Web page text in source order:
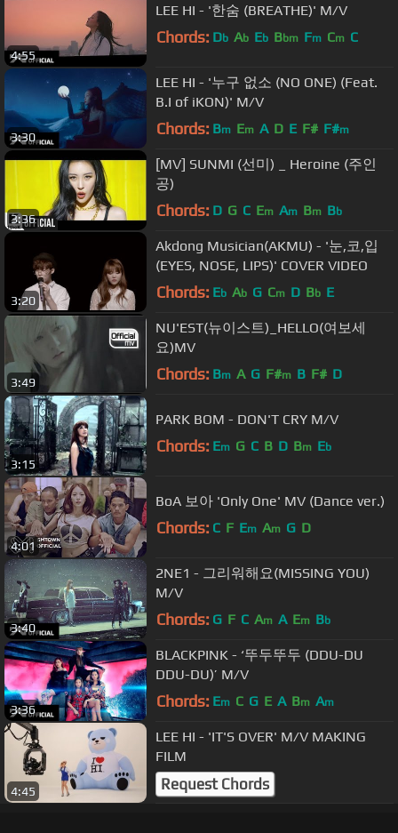
4:55
LEE HI - '한숨 (BREATHE)' M/V
Chords: Db Ab Eb Bbm Fm Cm C
3:30
LEE HI - '누구 없소 (NO ONE) (Feat.
B.I of iKON)' M/V
Chords: Bm Em A D E F# F#m
3:36
[MV] SUNMI (선미) _ Heroine (주인
공)
Chords: D G C Em Am Bm Bb
3:20
Akdong Musician(AKMU) - '눈,코,입
(EYES, NOSE, LIPS)' COVER VIDEO
Chords: Eb Ab G Cm D Bb E
3:49
NU'EST(뉴이스트)_HELLO(여보세
요)MV
Chords: Bm A G F#m B F# D
3:15
PARK BOM - DON'T CRY M/V
Chords: Em G C B D Bm Eb
4:01
BoA 보아 'Only One' MV (Dance ver.)
Chords: C F Em Am G D
3:40
2NE1 - 그리워해요(MISSING YOU)
M/V
Chords: G F C Am A Em Bb
3:36
BLACKPINK - ‘뚜두뚜두 (DDU-DU
DDU-DU)’ M/V
Chords: Em C G E A Bm Am
4:45
LEE HI - 'IT'S OVER' M/V MAKING
FILM
Request Chords